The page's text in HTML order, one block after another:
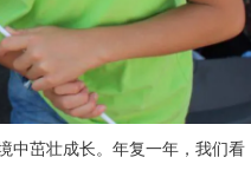
中茁壮成长。年复一年，我们看